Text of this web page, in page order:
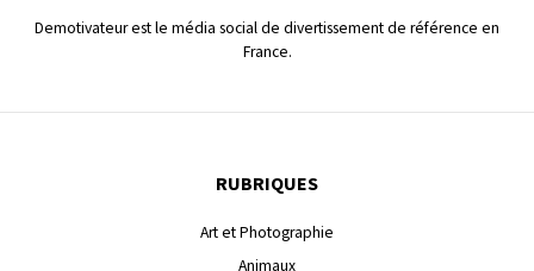
Demotivateur est le média social de divertissement de référence en
France.
RUBRIQUES
Art et Photographie
Animaux